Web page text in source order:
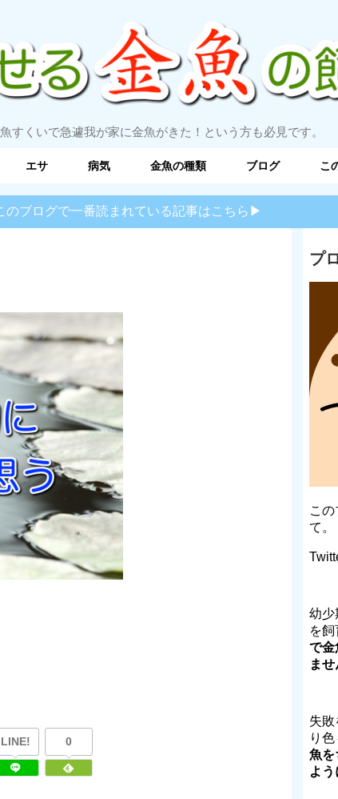
くいで急遽我が家に金魚がきた！という方も必見です。
エサ 病気 金魚の種類 ブログ こ
のブログで一番読まれている記事はこちら▶︎
LINE! 0
プ
こ
て。
幼少
を飼
で金
ま
失敗
り
魚を
よ